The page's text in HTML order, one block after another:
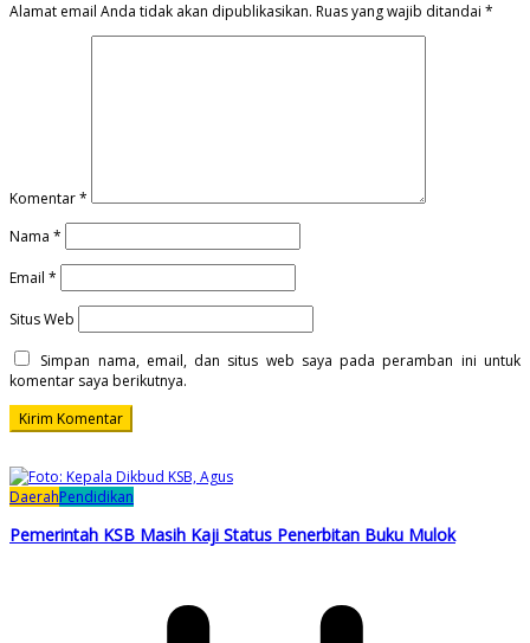
Alamat email Anda tidak akan dipublikasikan. Ruas yang wajib ditandai *
Komentar*
Nama *
Email *
Situs Web
Simpan nama, email, dan situs web saya pada peramban ini untuk
komentar saya berikutnya.
DaerahPendidikan
Pemerintah KSB Masih Kaji Status Penerbitan Buku Mulok